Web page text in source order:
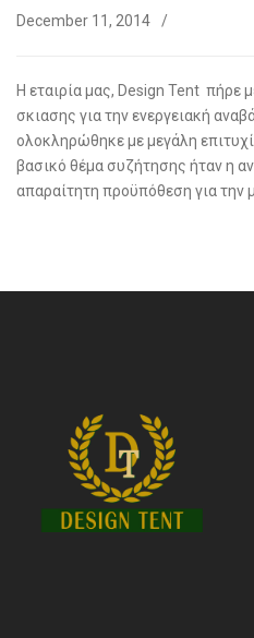
December 11, 2014
Η εταιρία μας, Design Tent πήρε
σκιασης για την ενεργειακή
ολοκληρώθηκε με μεγάλη
βασικό θέμα συζήτησης ήταν η
απαραίτητη προϋπόθεση για την